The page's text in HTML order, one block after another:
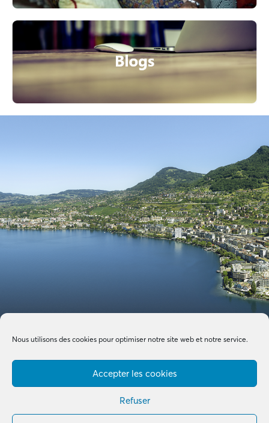
Nous utilisons des cookies pour optimiser notre site web et notre service.
Accepter les cookies
Refuser